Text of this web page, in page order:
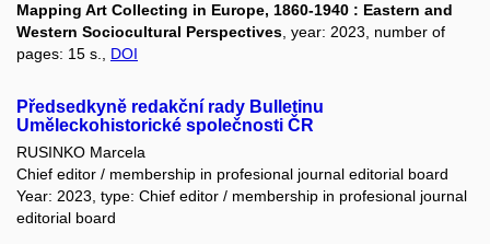
Mapping Art Collecting in Europe, 1860-1940 : Eastern and
Western Sociocultural Perspectives , year: 2023, number of
pages: 15 s., DOI
Předsedkyně redakční rady Bulletinu
Uměleckohistorické společnosti ČR
RUSINKO Marcela
Chief editor / membership in profesional journal editorial board
Year: 2023, type: Chief editor / membership in profesional journal
editorial board